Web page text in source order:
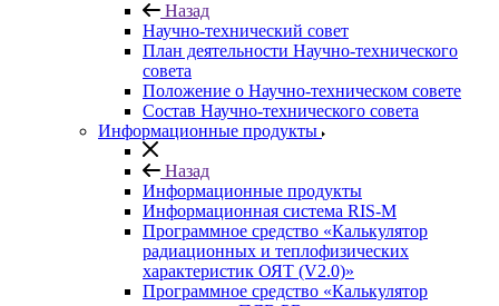
Назад
Научно-технический совет
План деятельности Научно-технического
совета
Положение о Научно-техническом совете
Состав Научно-технического совета
Информационные продукты
Назад
Информационные продукты
Информационная система RIS-M
Программное средство «Калькулятор
радиационных и теплофизических
характеристик ОЯТ (V2.0)»
Программное средство «Калькулятор